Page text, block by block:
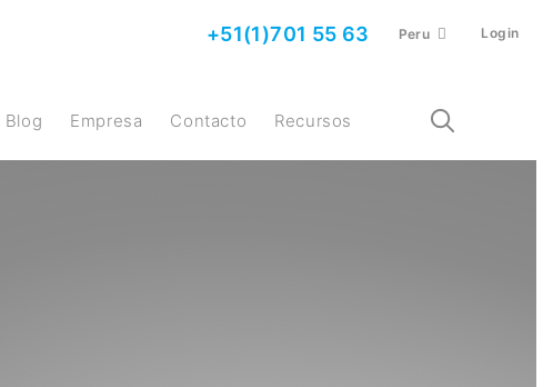
+51(1)701 55 63 Peru Login
Blog Empresa Contacto Recursos